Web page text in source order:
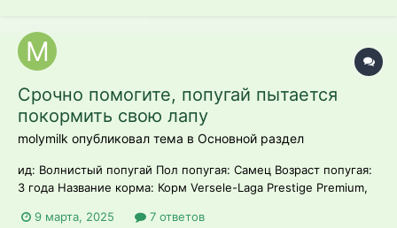
Срочно помогите, попугай пытается
покормить свою лапу
molymilk опубликовал тема в Основной раздел
ид: Волнистый попугай Пол попугая: Самец Возраст попугая:
3 года Название корма: Корм Versele-Laga Prestige Premium,
овоши( огурец, брокколи) зелень( салат, укроп), витамины
9 марта, 2025 7 ответов